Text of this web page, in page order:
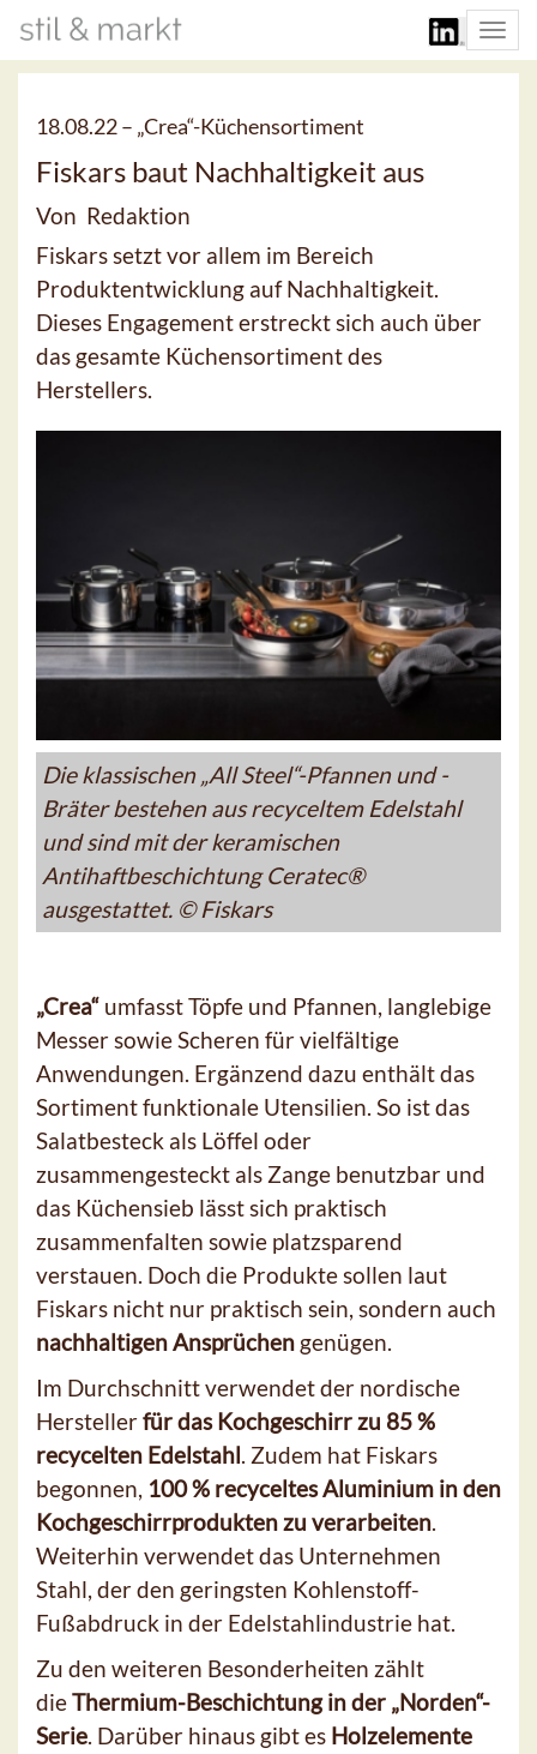
18.08.22 – „Crea“-Küchensortiment
Fiskars baut Nachhaltigkeit aus
Von Redaktion
Fiskars setzt vor allem im Bereich
Produktentwicklung auf Nachhaltigkeit.
Dieses Engagement erstreckt sich auch über
das gesamte Küchensortiment des
Herstellers.
Die klassischen „All Steel“-Pfannen und -
Bräter bestehen aus recyceltem Edelstahl
und sind mit der keramischen
Antihaftbeschichtung Ceratec®
ausgestattet. © Fiskars
„Crea“ umfasst Töpfe und Pfannen, langlebige
Messer sowie Scheren für vielfältige
Anwendungen. Ergänzend dazu enthält das
Sortiment funktionale Utensilien. So ist das
Salatbesteck als Löffel oder
zusammengesteckt als Zange benutzbar und
das Küchensieb lässt sich praktisch
zusammenfalten sowie platzsparend
verstauen. Doch die Produkte sollen laut
Fiskars nicht nur praktisch sein, sondern auch
nachhaltigen Ansprüchen genügen.
Im Durchschnitt verwendet der nordische
Herstellerfür das Kochgeschirr zu 85 %
recycelten Edelstahl. Zudem hat Fiskars
begonnen, 100 % recyceltes Aluminium in den
Kochgeschirrprodukten zu verarbeiten.
Weiterhin verwendet das Unternehmen
Stahl, der den geringsten Kohlenstoff-
Fußabdruck in der Edelstahlindustrie hat.
Zu den weiteren Besonderheiten zählt
dieThermium-Beschichtung in der „Norden“-
Serie. Darüber hinaus gibt es Holzelemente